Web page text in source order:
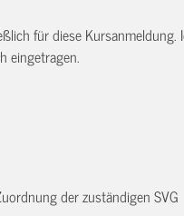
für diese
eingetragen.
der zuständigen SVG